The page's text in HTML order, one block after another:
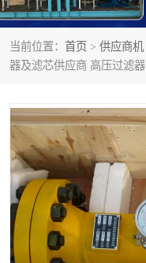
当前位置： 首页 > 供应商机
器及滤芯供应商 高压过滤器
天然气过滤器
甲醇过滤器
硝酸尾气分离器
高炉煤气过滤器
化工盐酸气聚结器